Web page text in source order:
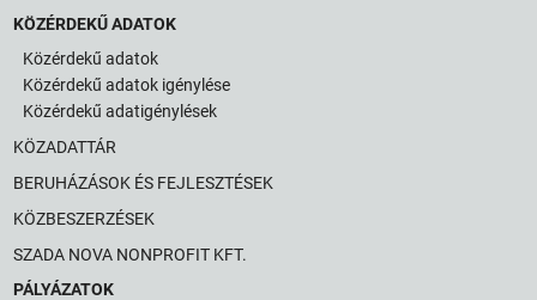
KÖZÉRDEKŰ ADATOK
Közérdekű adatok
Közérdekű adatok igénylése
Közérdekű adatigénylések
KÖZADATTÁR
BERUHÁZÁSOK ÉS FEJLESZTÉSEK
KÖZBESZERZÉSEK
SZADA NOVA NONPROFIT KFT.
PÁLYÁZATOK